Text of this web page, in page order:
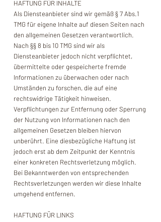
HAFTUNG FÜR INHALTE
Als Diensteanbieter sind wir gemäß § 7 Abs.1
TMG für eigene Inhalte auf diesen Seiten nach
den allgemeinen Gesetzen verantwortlich.
Nach §§ 8 bis 10 TMG sind wir als
Diensteanbieter jedoch nicht verpflichtet,
übermittelte oder gespeicherte fremde
Informationen zu überwachen oder nach
Umständen zu forschen, die auf eine
rechtswidrige Tätigkeit hinweisen.
Verpflichtungen zur Entfernung oder Sperrung
der Nutzung von Informationen nach den
allgemeinen Gesetzen bleiben hiervon
unberührt. Eine diesbezügliche Haftung ist
jedoch erst ab dem Zeitpunkt der Kenntnis
einer konkreten Rechtsverletzung möglich.
Bei Bekanntwerden von entsprechenden
Rechtsverletzungen werden wir diese Inhalte
umgehend entfernen.
HAFTUNG FÜR LINKS